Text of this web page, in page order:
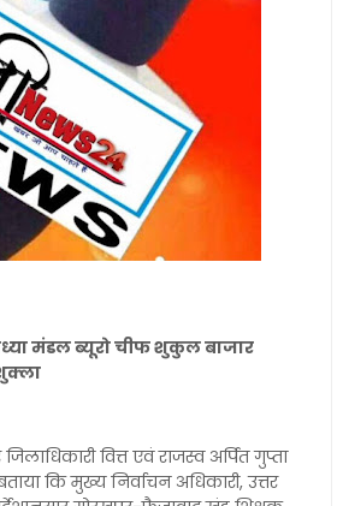
मंडल ब्यूरो चीफ शुकुल बाजार
वित्त एवं राजस्व अर्पित गुप्ता
कि मुख्य निर्वाचन अधिकारी, उत्तर